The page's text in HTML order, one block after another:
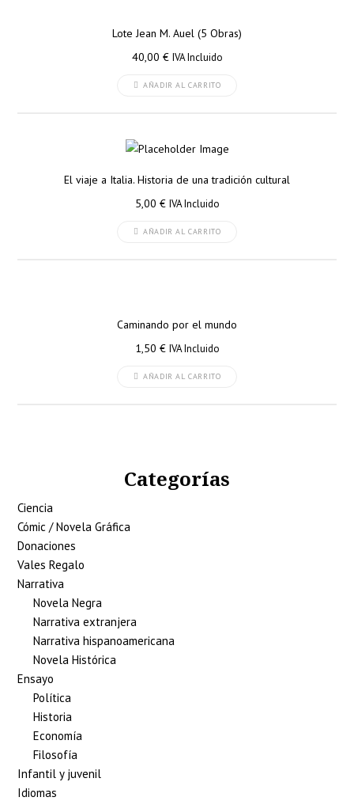
Lote Jean M. Auel (5 Obras)
40,00 € IVA Incluido
AÑADIR AL CARRITO
El viaje a Italia. Historia de una tradición cultural
5,00 € IVA Incluido
AÑADIR AL CARRITO
Caminando por el mundo
1,50 € IVA Incluido
AÑADIR AL CARRITO
Categorías
Ciencia
Cómic / Novela Gráfica
Donaciones
Vales Regalo
Narrativa
Novela Negra
Narrativa extranjera
Narrativa hispanoamericana
Novela Histórica
Ensayo
Política
Historia
Economía
Filosofía
Infantil y juvenil
Idiomas